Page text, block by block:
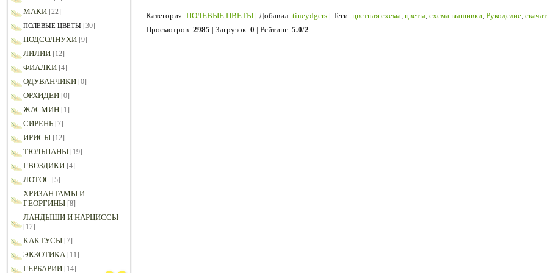
МАКИ [22]
ПОЛЕВЫЕ ЦВЕТЫ [30]
ПОДСОЛНУХИ [9]
ЛИЛИИ [12]
ФИАЛКИ [4]
ОДУВАНЧИКИ [0]
ОРХИДЕИ [0]
ЖАСМИН [1]
СИРЕНЬ [7]
ИРИСЫ [12]
ТЮЛЬПАНЫ [19]
ГВОЗДИКИ [4]
ЛОТОС [5]
ХРИЗАНТАМЫ И
ГЕОРГИНЫ [8]
ЛАНДЫШИ И НАРЦИССЫ
[12]
КАКТУСЫ [7]
ЭКЗОТИКА [11]
ГЕРБАРИИ [14]
Категория: ПОЛЕВЫЕ ЦВЕТЫ | Добавил: tineydgers | Теги: цветная схема цветы схема вышивки Рукоделие
Просмотров: 2985 | Загрузок: 0 | Рейтинг: 5.0/2